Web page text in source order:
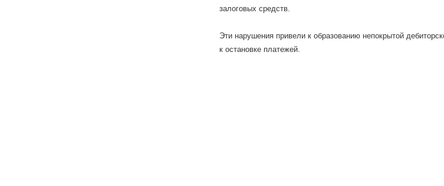
залоговых средств.
Эти нарушения привели к образованию непокрытой
к остановке платежей.